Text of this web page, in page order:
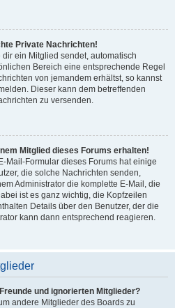
Private Nachrichten!
ein Mitglied sendet, automatisch
Bereich eine entsprechende Regel
von jemandem erhältst, so kannst
Dieser kann dem betreffenden
zu versenden.
Mitglied dieses Forums erhalten!
Mail-Formular dieses Forums hat einige
die solche Nachrichten senden,
Administrator die komplette E-Mail, die
ist es ganz wichtig, die Kopfzeilen
Details über den Benutzer, der die
kann dann entsprechend reagieren.
und ignorierten Mitglieder?
andere Mitglieder des Boards zu